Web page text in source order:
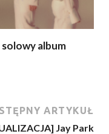
album
ARTYKUŁ
Jay Park